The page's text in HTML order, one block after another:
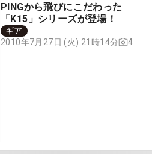
PINGから飛びにこだわった
「K15」シリーズが登場！
ギア
2010年7月27日 (火) 21時14分
4